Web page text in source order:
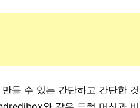
들 수 있는 간단하고 간단한